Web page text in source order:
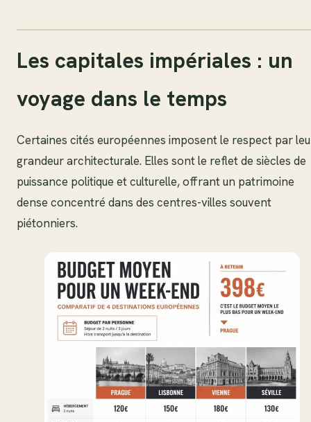
Les capitales impériales : un
voyage dans le temps
Certaines cités européennes imposent le respect par
grandeur architecturale. Elles sont le reflet de siècles de
puissance politique et culturelle, offrant un patrimoine
dense concentré dans des centres-villes souvent
piétonniers.